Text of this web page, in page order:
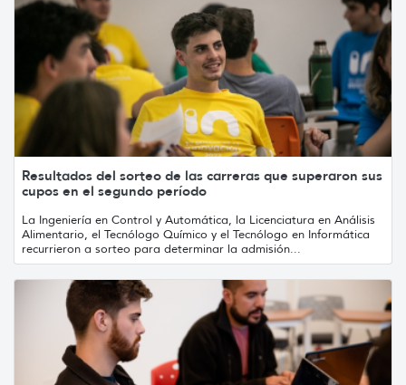
Resultados del sorteo de las carreras que superaron sus
cupos en el segundo período
La Ingeniería en Control y Automática, la Licenciatura en Análisis
Alimentario, el Tecnólogo Químico y el Tecnólogo en Informática
recurrieron a sorteo para determinar la admisión...